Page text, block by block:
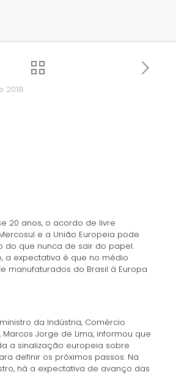
2018
20 anos, o acordo de livre
e a União Europeia pode
do que nunca de sair do papel.
a expectativa é que no médio
manufaturados do Brasil à Europa
da Indústria, Comércio
Marcos Jorge de Lima, informou que
a sinalização europeia sobre
definir os próximos passos. Na
há a expectativa de avanço das